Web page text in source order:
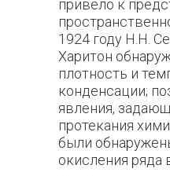
привело к
1924 году Н.Н.
Харитон
плотность и
конденсации;
явления,
протекания
были
окисления ряда